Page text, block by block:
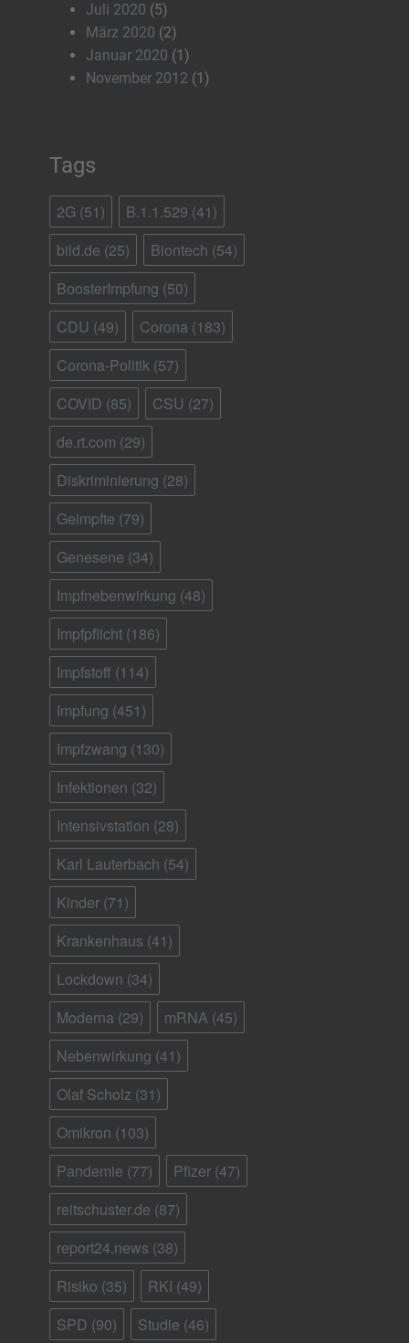
Juli 2020 (5)
März 2020 (2)
Januar 2020 (1)
November 2012 (1)
Tags
2G (51) B.1.1.529 (41)
bild.de (25) Biontech (54)
BoosterImpfung (50)
CDU (49) Corona (183)
Corona-Politik (57)
COVID (85) CSU (27)
de.rt.com (29)
Diskriminierung (28)
Geimpfte (79)
Genesene (34)
Impfnebenwirkung (48)
Impfpflicht (186)
Impfstoff (114)
Impfung (451)
Impfzwang (130)
Infektionen (32)
Intensivstation (28)
Karl Lauterbach (54)
Kinder (71)
Krankenhaus (41)
Lockdown (34)
Moderna (29) mRNA (45)
Nebenwirkung (41)
Olaf Scholz (31)
Omikron (103)
Pandemie (77) Pfizer (47)
reitschuster.de (87)
report24.news (38)
Risiko (35) RKI (49)
SPD (90) Studie (46)